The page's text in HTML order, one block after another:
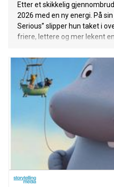
Etter et skikkelig
2026 med en ny energi. På
Serious” slipper hun taket i
friere, lettere og mer lekent